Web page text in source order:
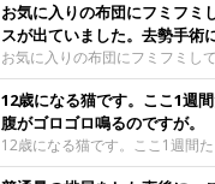
お気に入りの布団にフミフミ
スが出ていました。去勢手術
たのでしょうか。
お気に入りの布団にフミフミし
出ていました。去勢手術に失敗
ょうか。去勢手術は精巣を除去
できないようにする手術ですので
の機能まで制御する手術ではあ
フミフミするとリラックスした
12歳になる猫です。ここ1週
腹がゴロゴロ鳴るのですが。
12歳になる猫です。ここ1週間た
がゴロゴロ鳴るのですが。ご相